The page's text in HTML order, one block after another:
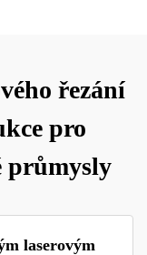
řezání
pro
průmysly
laserovým